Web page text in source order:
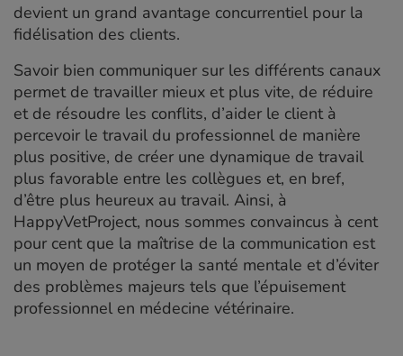
devient un grand avantage concurrentiel pour la
fidélisation des clients.
Savoir bien communiquer sur les différents canaux
permet de travailler mieux et plus vite, de réduire
et de résoudre les conflits, d’aider le client à
percevoir le travail du professionnel de manière
plus positive, de créer une dynamique de travail
plus favorable entre les collègues et, en bref,
d’être plus heureux au travail. Ainsi, à
HappyVetProject, nous sommes convaincus à cent
pour cent que la maîtrise de la communication est
un moyen de protéger la santé mentale et d’éviter
des problèmes majeurs tels que l’épuisement
professionnel en médecine vétérinaire.